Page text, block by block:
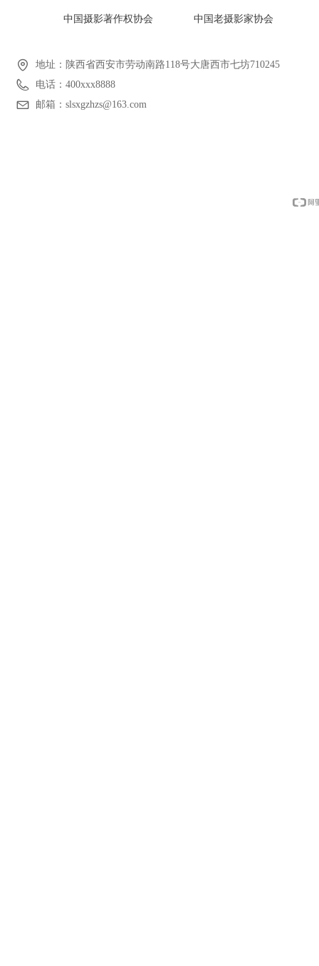
地址： 陕西省西安市劳动南路118号大唐西市七坊710245
电话： 400xxx8888
邮箱： slsxgzhzs@163.com
中国摄影著作权协会 中国老摄影家协会